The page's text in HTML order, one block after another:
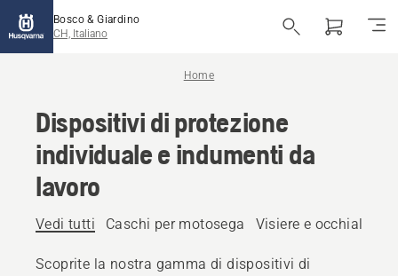
Bosco & Giardino
CH, Italiano
Home
Dispositivi di protezione
individuale e indumenti da
lavoro
Vedi tutti Caschi per motosega Visiere e occhiali
Scoprite la nostra gamma di dispositivi di